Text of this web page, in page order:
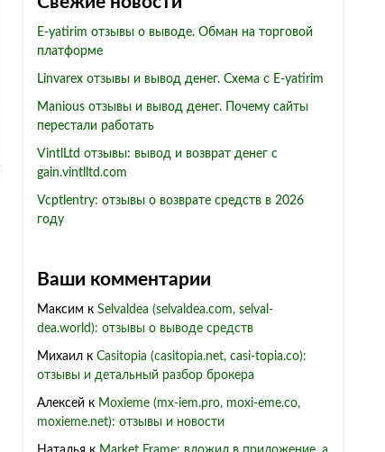
E-yatirim отзывы о выводе. Обман на торговой
платформе
Linvarex отзывы и вывод денег. Схема с E-yatirim
Manious отзывы и вывод денег. Почему сайты
перестали работать
VintlLtd отзывы: вывод и возврат денег с
gain.vintlltd.com
Vcptlentry: отзывы о возврате средств в 2026
году
Ваши комментарии
Максим к Selvaldea (selvaldea.com, selval-
dea.world): отзывы о выводе средств
Михаил к Casitopia (casitopia.net, casi-topia.co):
отзывы и детальный разбор брокера
Алексей к Moxieme (mx-iem.pro, moxi-eme.co,
moxieme.net): отзывы и новости